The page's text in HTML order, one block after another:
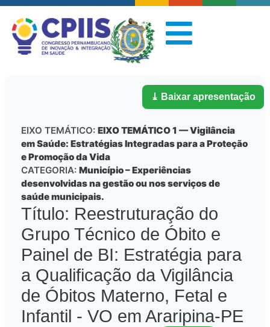
⤓ Baixar apresentação
EIXO TEMÁTICO: EIXO TEMÁTICO 1 — Vigilância
em Saúde: Estratégias Integradas para a Proteção
e Promoção da Vida
CATEGORIA: Município – Experiências
desenvolvidas na gestão ou nos serviços de
saúde municipais.
Título: Reestruturação do
Grupo Técnico de Óbito e
Painel de BI: Estratégia para
a Qualificação da Vigilância
de Óbitos Materno, Fetal e
Infantil - VO em Araripina-PE